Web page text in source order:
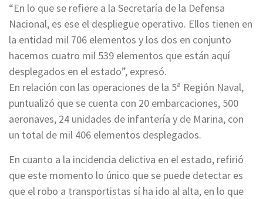
“En lo que se refiere a la Secretaría de la Defensa
Nacional, es ese el despliegue operativo. Ellos tienen en
la entidad mil 706 elementos y los dos en conjunto
hacemos cuatro mil 539 elementos que están aquí
desplegados en el estado”, expresó.
En relación con las operaciones de la 5ª Región Naval,
puntualizó que se cuenta con 20 embarcaciones, 500
aeronaves, 24 unidades de infantería y de Marina, con
un total de mil 406 elementos desplegados.
En cuanto a la incidencia delictiva en el estado, refirió
que este momento lo único que se puede detectar es
que el robo a transportistas sí ha ido al alta, en lo que